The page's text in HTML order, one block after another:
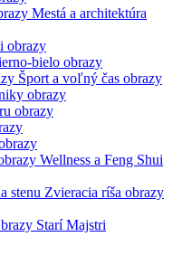
Mestá a architektúra
obrazy
bielo obrazy
Šport a voľný čas obrazy
obrazy
obrazy
Wellness a Feng Shui
Zvieracia ríša obrazy
Starí Majstri